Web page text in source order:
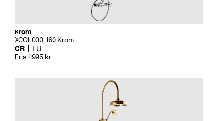
Krom
XCOL000-160 Krom
CR LU
Pris 11995 kr